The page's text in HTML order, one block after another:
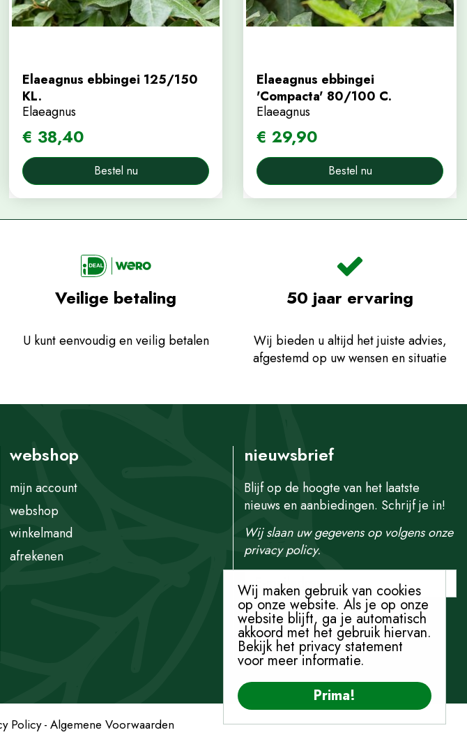
Elaeagnus ebbingei 125/150
KL.
Elaeagnus
€ 38,40
Bestel nu
Elaeagnus ebbingei
'Compacta' 80/100 C.
Elaeagnus
€ 29,90
Bestel nu
Veilige betaling
U kunt eenvoudig en veilig betalen
50 jaar ervaring
Wij bieden u altijd het juiste advies,
afgestemd op uw wensen en situatie
webshop
mijn account
webshop
winkelmand
afrekenen
nieuwsbrief
Blijf op de hoogte van het laatste
nieuws en aanbiedingen. Schrijf je in!
Wij slaan uw gegevens op volgens onze
privacy policy.
Policy Algemene Voorwaarden
Prima!
Wij maken gebruik van cookies
op onze website. Als je op onze
website blijft, ga je automatisch
akkoord met het gebruik hiervan.
Bekijk het privacy statement
voor meer informatie.